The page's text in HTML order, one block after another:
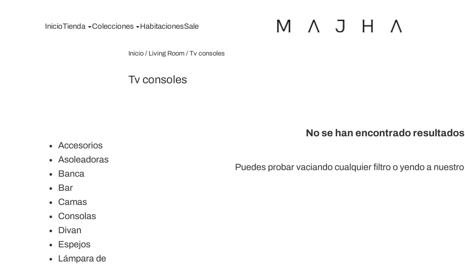
InicioTienda Colecciones HabitacionesSale
Accesorios
Asoleadoras
Banca
Bar
Camas
Consolas
Divan
Espejos
Lámpara de
Inicio / Living Room / Tv consoles
Tv consoles
No se han encontrado resultados
Puedes probarvaciando cualquier filtro o yendo a nuestro